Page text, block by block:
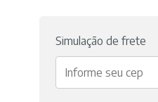
Simulação de frete